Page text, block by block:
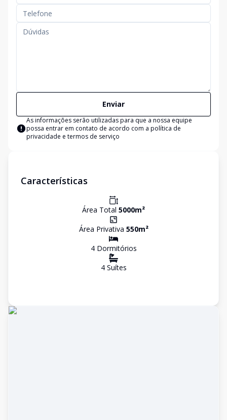
Enviar
As informações serão utilizadas para que a nossa equipe
possa entrar em contato de acordo com a política de
privacidade e termos de serviço
Características
Área Total 5000m²
Área Privativa 550m²
4Dormitórios
4Suítes